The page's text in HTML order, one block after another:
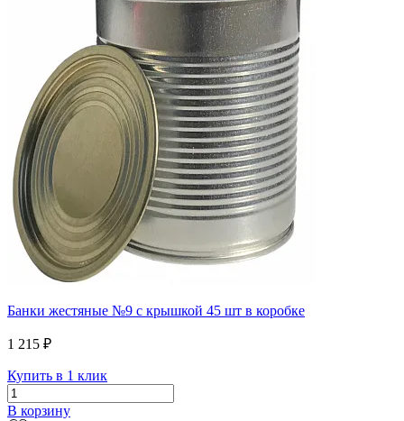
Банки жестяные №9 с крышкой 45 шт в коробке
1 215 ₽
Купить в 1 клик
В корзину